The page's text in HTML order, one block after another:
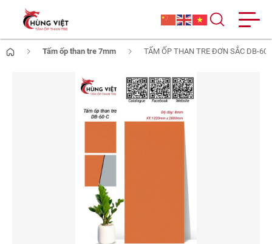
Tấm ốp than tre 7mm TẤM ỐP THAN TRE ĐƠN SẮC DB-60C